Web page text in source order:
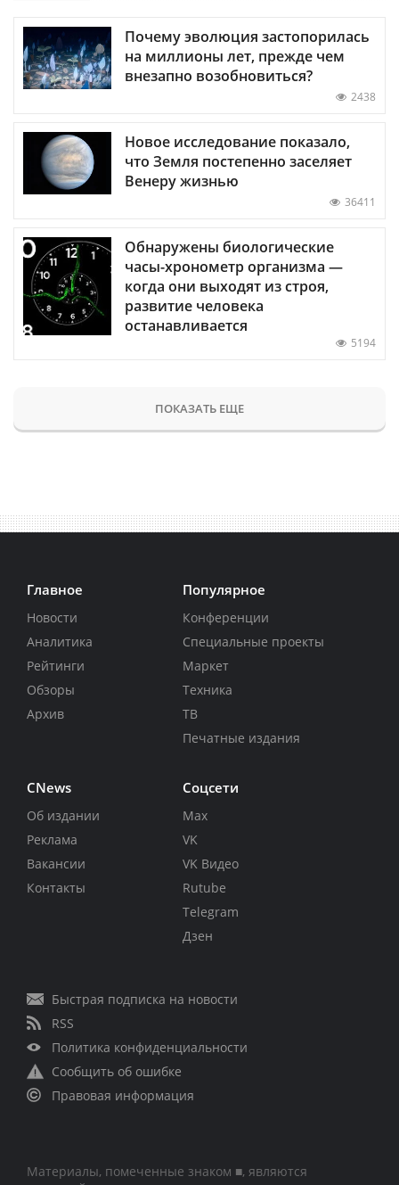
Почему эволюция застопорилась
на миллионы лет, прежде чем
внезапно возобновиться?
2438
Новое исследование показало,
что Земля постепенно заселяет
Венеру жизнью
36411
Обнаружены биологические
часы-хронометр организма —
когда они выходят из строя,
развитие человека
останавливается
5194
ПОКАЗАТЬ ЕЩЕ
Главное
Новости
Аналитика
Рейтинги
Обзоры
Архив
Популярное
Конференции
Специальные проекты
Маркет
Техника
ТВ
Печатные издания
CNews
Об издании
Реклама
Вакансии
Контакты
Соцсети
Max
VK
VK Видео
Rutube
Telegram
Дзен
Быстрая подписка на новости
RSS
Политика конфиденциальности
Сообщить об ошибке
Правовая информация
Материалы, помеченные знаком ■, являются